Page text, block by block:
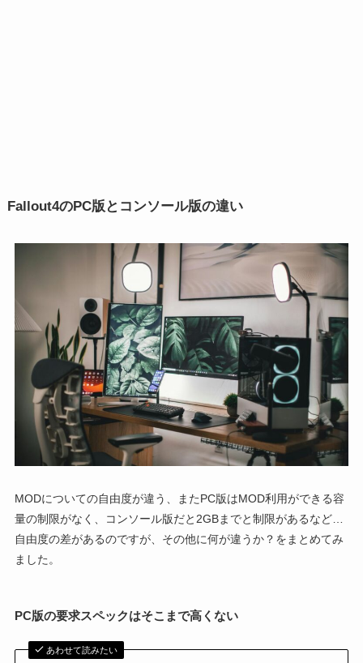
Fallout4のPC版とコンソール版の違い
MODについての自由度が違う、またPC版はMOD利用ができる容
量の制限がなく、コンソール版だと2GBまでと制限があるなど…
自由度の差があるのですが、その他に何が違うか？をまとめてみ
ました。
PC版の要求スペックはそこまで高くない
あわせて読みたい